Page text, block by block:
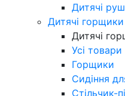
Дитячі
Дитячі горщики
Дитячі
Усі товари
Горщики
Сидіння
Стільчик-